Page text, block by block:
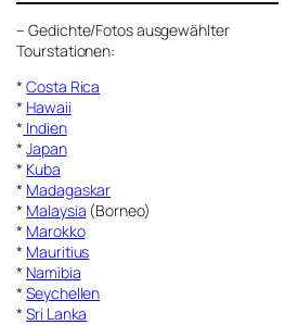
–Gedichte/Fotos ausgewählter
Tourstationen:
*Costa Rica
* Hawaii
* Indien
*Japan
* Kuba
* Madagaskar
* Malaysia (Borneo)
* Marokko
* Mauritius
* Namibia
*Seychellen
*Sri Lanka